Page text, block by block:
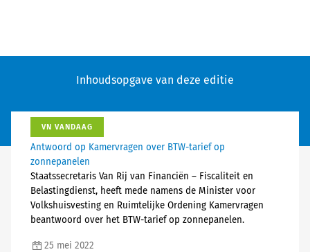
Inhoudsopgave van deze editie
VN VANDAAG
Antwoord op Kamervragen over BTW-tarief op
zonnepanelen
Staatssecretaris Van Rij van Financiën – Fiscaliteit en
Belastingdienst, heeft mede namens de Minister voor
Volkshuisvesting en Ruimtelijke Ordening Kamervragen
beantwoord over het BTW-tarief op zonnepanelen.
25 mei 2022